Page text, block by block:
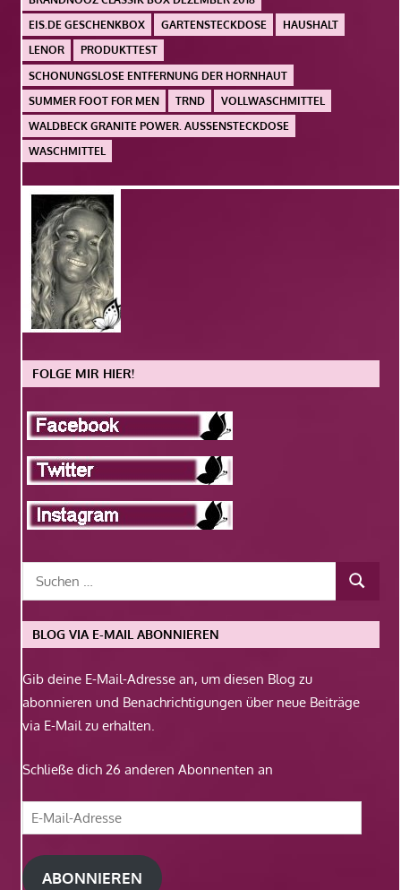
EIS.DE GESCHENKBOX
GARTENSTECKDOSE
HAUSHALT
LENOR
PRODUKTTEST
SCHONUNGSLOSE ENTFERNUNG DER HORNHAUT
SUMMER FOOT FOR MEN
TRND
VOLLWASCHMITTEL
WALDBECK GRANITE POWER. AUSSENSTECKDOSE
WASCHMITTEL
FOLGE MIR HIER!
BLOG VIA E-MAIL ABONNIEREN
Gib deine E-Mail-Adresse an, um diesen Blog zu
abonnieren und Benachrichtigungen über neue Beiträge
via E-Mail zu erhalten.
Schließe dich 26 anderen Abonnenten an
E-
Mail-
Adresse
ABONNIEREN